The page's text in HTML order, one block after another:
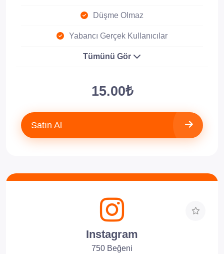
Düşme Olmaz
Yabancı Gerçek Kullanıcılar
Tümünü Gör
15.00₺
Satın Al
Instagram
750 Beğeni